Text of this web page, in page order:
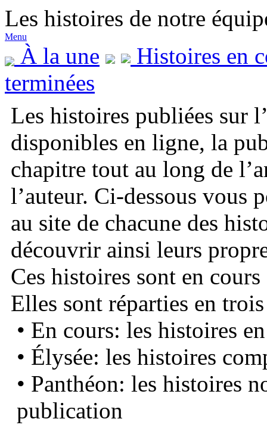
Les histoires de notre
Menu
À la une
Histoires en
terminées
Les histoires publiées sur
disponibles en ligne, la
chapitre tout au long de
l’auteur. Ci-dessous vous
au site de chacune des
découvrir ainsi leurs
Ces histoires sont en
Elles sont réparties en
• En cours: les histoires
• Élysée: les histoires
• Panthéon: les histoires
publication